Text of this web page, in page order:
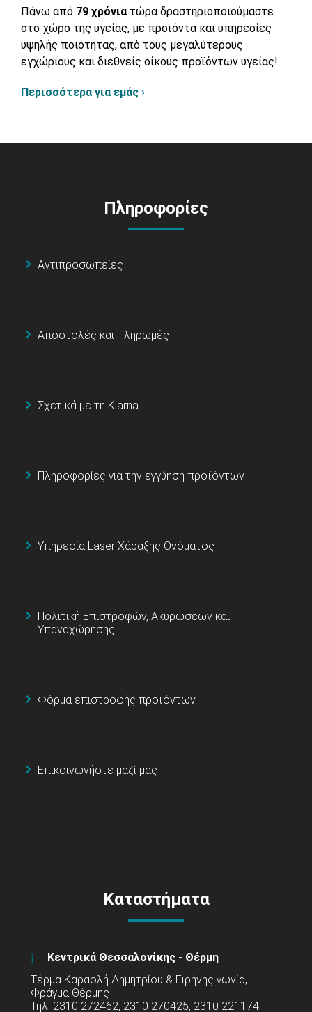
Πάνω από 79 χρόνια τώρα δραστηριοποιούμαστε
στο χώρο της υγείας, με προϊόντα και υπηρεσίες
υψηλής ποιότητας, από τους μεγαλύτερους
εγχώριους και διεθνείς οίκους προϊόντων υγείας!
Περισσότερα για εμάς ›
Πληροφορίες
Αντιπροσωπείες
Αποστολές και Πληρωμές
Σχετικά με τη Klarna
Πληροφορίες για την εγγύηση προϊόντων
Υπηρεσία Laser Χάραξης Ονόματος
Πολιτική Επιστροφών, Ακυρώσεων και
Υπαναχώρησης
Φόρμα επιστροφής προϊόντων
Επικοινωνήστε μαζί μας
Καταστήματα
Κεντρικά Θεσσαλονίκης - Θέρμη
Τέρμα Καραολή Δημητρίου & Ειρήνης γωνία,
Φράγμα Θέρμης
Τηλ: 2310 272462, 2310 270425, 2310 221174